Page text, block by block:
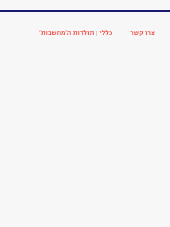
צרו קשר כללי | תולדות ה’מחשבות’